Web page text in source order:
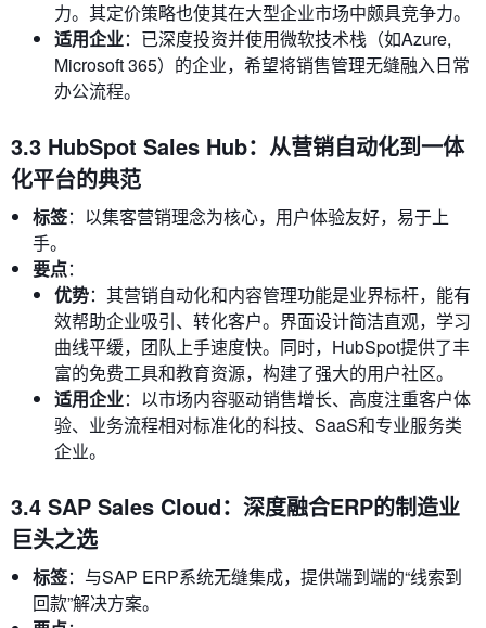
力。其定价策略也使其在大型企业市场中颇具竞争力。
适用企业：已深度投资并使用微软技术栈（如Azure,
Microsoft 365）的企业，希望将销售管理无缝融入日常
办公流程。
3.3 HubSpot Sales Hub：从营销自动化到一体
化平台的典范
标签：以集客营销理念为核心，用户体验友好，易于上
手。
要点：
优势：其营销自动化和内容管理功能是业界标杆，能有
效帮助企业吸引、转化客户。界面设计简洁直观，学习
曲线平缓，团队上手速度快。同时，HubSpot提供了丰
富的免费工具和教育资源，构建了强大的用户社区。
适用企业：以市场内容驱动销售增长、高度注重客户体
验、业务流程相对标准化的科技、SaaS和专业服务类
企业。
3.4 SAP Sales Cloud：深度融合ERP的制造业
巨头之选
标签：与SAP ERP系统无缝集成，提供端到端的“线索到
回款”解决方案。